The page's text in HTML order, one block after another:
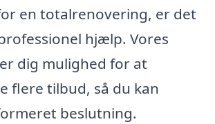
en totalrenovering, er det
hjælp. Vores
dig mulighed for at
flere tilbud, så du kan
beslutning.